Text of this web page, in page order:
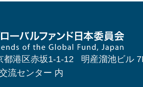
都港区赤坂1-1-12 明産溜池ビル
流センター 内